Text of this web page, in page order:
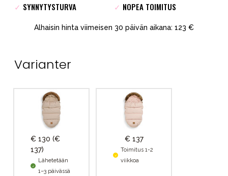
✓ SYNNYTYSTURVA ✓ NOPEA TOIMITUS
Alhaisin hinta viimeisen 30 päivän aikana: 123 €
Varianter
€ 130 (€
137)
Lähetetään
1–3 päivässä
€ 137
Toimitus 1-2
viikkoa